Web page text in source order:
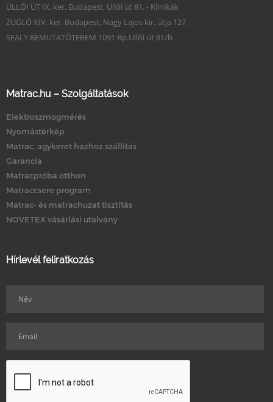
ÜLLŐI ÚT IX. ker. Budapest, Üllői út 81. - Klinikák
ZUGLÓ XIV. ker. Budapest, Nagy Lajos kir. útja 127.
SEALY BEMUTATÓTEREM 1091 Bp.Üllői út 81/b
Matrac.hu – Szolgáltatások
Elektroszmogmérés
Nyomástérkép
Matrac, ágykeret házhoz szállítás
Garancia
Matracpróba otthon
Matraccsere program
Matrac- és matrachuzat tisztítás
NOVETEX vásárlási utalvány
Hírlevél feliratkozás